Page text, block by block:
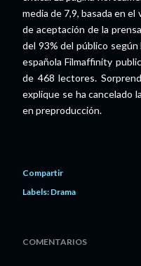
media de 7,9, basada en
de aceptación de la
del 93% del público según
española Filmaffinity
de 468 lectores.
explique se ha cancelado
en preproducción.
Compartir
Labels: Drama
COMENTARIOS